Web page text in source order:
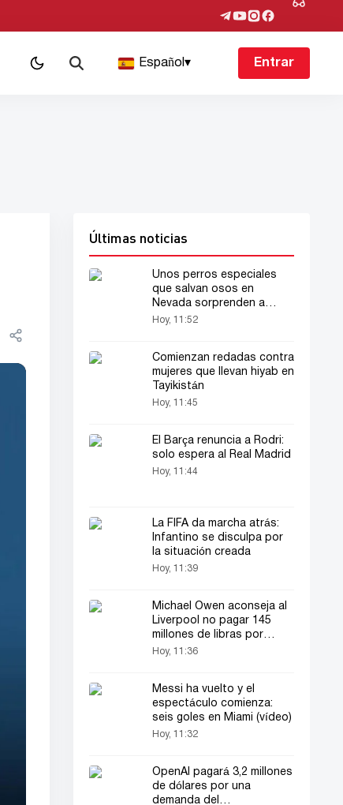
Español▾ Entrar
Últimas noticias
Unos perros especiales
que salvan osos en
Nevada sorprenden a
todos
Hoy, 11:52
Comienzan redadas contra
mujeres que llevan hiyab en
Tayikistán
Hoy, 11:45
El Barça renuncia a Rodri:
solo espera al Real Madrid
Hoy, 11:44
La FIFA da marcha atrás:
Infantino se disculpa por
la situación creada
Hoy, 11:39
Michael Owen aconseja al
Liverpool no pagar 145
millones de libras por
Bradley Barcola
Hoy, 11:36
Messi ha vuelto y el
espectáculo comienza:
seis goles en Miami (vídeo)
Hoy, 11:32
OpenAI pagará 3,2 millones
de dólares por una
demanda del